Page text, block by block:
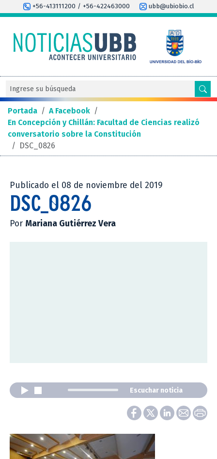
+56-413111200 / +56-422463000 ubb@ubiobio.cl
Portada / A Facebook /
En Concepción y Chillán: Facultad de Ciencias realizó
conversatorio sobre la Constitución
/ DSC_0826
Publicado el 08 de noviembre del 2019
DSC_0826
Por Mariana Gutiérrez Vera
Escuchar noticia